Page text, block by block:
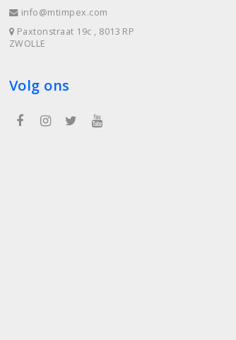
info@mtimpex.com
Paxtonstraat 19c , 8013 RP
ZWOLLE
Volg ons